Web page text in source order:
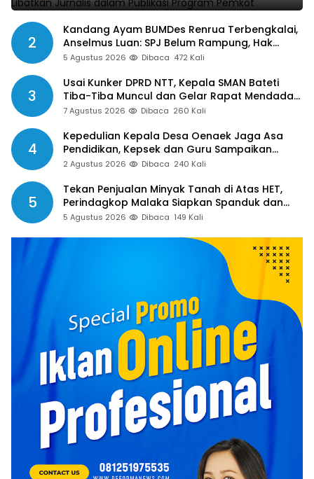
2
Kandang Ayam BUMDes Renrua Terbengkalai,
Anselmus Luan: SPJ Belum Rampung, Hak
Aparat Desa Sejak Januari Belum Dibayar
5 Agustus 2026 Dibaca 472 Kali
3
Usai Kunker DPRD NTT, Kepala SMAN Bateti
Tiba-Tiba Muncul dan Gelar Rapat Mendadak,
Guru Pertanyakan Hak 15 Persen yang Belum
7 Agustus 2026 Dibaca 260 Kali
4
Kepedulian Kepala Desa Oenaek Jaga Asa
Pendidikan, Kepsek dan Guru Sampaikan
Apresiasi
2 Agustus 2026 Dibaca 240 Kali
5
Tekan Penjualan Minyak Tanah di Atas HET,
Perindagkop Malaka Siapkan Spanduk dan
Nomor Pengaduan
5 Agustus 2026 Dibaca 149 Kali